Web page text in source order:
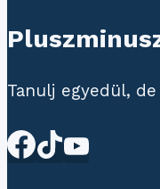
Tanulj egyedül,